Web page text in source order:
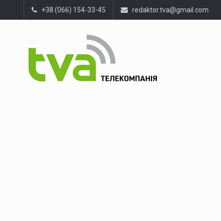
+38 (066) 154-33-45 redaktor.tva@gmail.com